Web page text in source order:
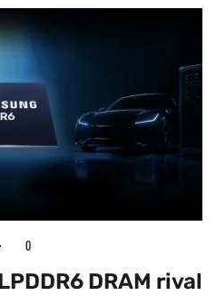
0
DRAM rival